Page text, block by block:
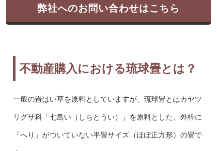
弊社へのお問い合わせはこちら
不動産購入における琉球畳とは？
一般の畳はい草を原料としていますが、琉球畳とはカヤツ
リグサ科「七島い（しちとうい）」を原料とした、外枠に
「へり」がついていない半畳サイズ（ほぼ正方形）の畳で